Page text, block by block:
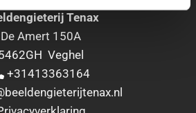
Tenax
De Amert 150A
Veghel
+31413363164